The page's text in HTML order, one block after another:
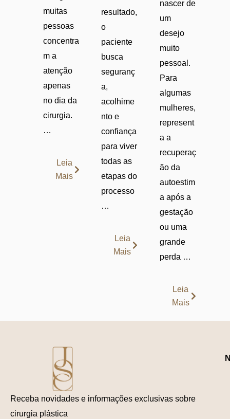
muitas
pessoas
concentra
m a
atenção
apenas
no dia da
cirurgia.
…
Leia
Mais
resultado,
o
paciente
busca
seguranç
a,
acolhime
nto e
confiança
para viver
todas as
etapas do
processo
…
Leia
Mais
nascer de
um
desejo
muito
pessoal.
Para
algumas
mulheres,
represent
a a
recuperaç
ão da
autoestim
a após a
gestação
ou uma
grande
perda …
Leia
Mais
Receba novidades e informações exclusivas sobre
cirurgia plástica